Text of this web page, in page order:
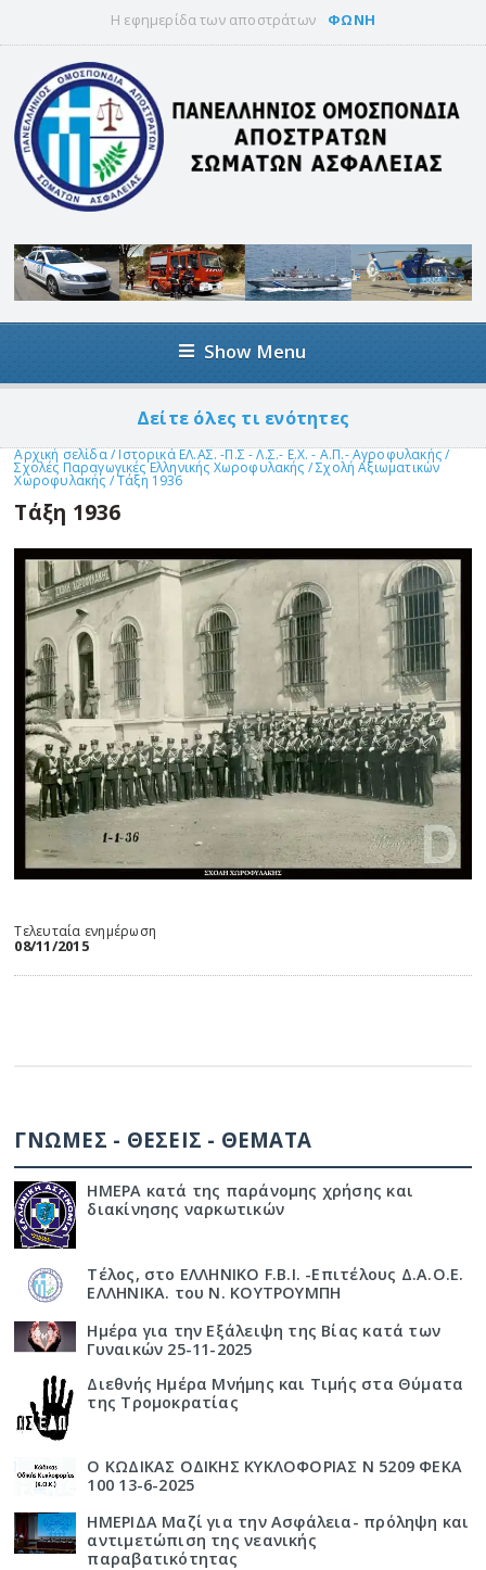
Η εφημερίδα των αποστράτων ΦΩΝΗ
Show Menu
Δείτε όλες τι ενότητες
Αρχική σελίδα/Ιστορικά ΕΛ.ΑΣ. -Π.Σ - Λ.Σ.- Ε.Χ. - Α.Π.- Αγροφυλακής/
Σχολές Παραγωγικές Ελληνικής Χωροφυλακής /Σχολή Αξιωματικών
Χωροφυλακής /Τάξη 1936
Τάξη 1936
Τελευταία ενημέρωση
08/11/2015
ΓΝΩΜΕΣ - ΘΕΣΕΙΣ - ΘΕΜΑΤΑ
ΗΜΕΡΑ κατά της παράνομης χρήσης και
διακίνησης ναρκωτικών
Τέλος, στο ΕΛΛΗΝΙΚΟ F.B.I. -Επιτέλους Δ.Α.Ο.Ε.
ΕΛΛΗΝΙΚΑ. του Ν. ΚΟΥΤΡΟΥΜΠΗ
Ημέρα για την Εξάλειψη της Βίας κατά των
Γυναικών 25-11-2025
Διεθνής Ημέρα Μνήμης και Τιμής στα Θύματα
της Τρομοκρατίας
Ο ΚΩΔΙΚΑΣ ΟΔΙΚΗΣ ΚΥΚΛΟΦΟΡΙΑΣ Ν 5209 ΦΕΚΑ
100 13-6-2025
ΗΜΕΡΙΔΑ Μαζί για την Ασφάλεια- πρόληψη και
αντιμετώπιση της νεανικής
παραβατικότητας